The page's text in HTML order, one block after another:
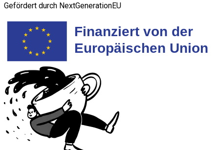
Gefördert durch NextGenerationEU
Finanziert von der
Europäischen Union